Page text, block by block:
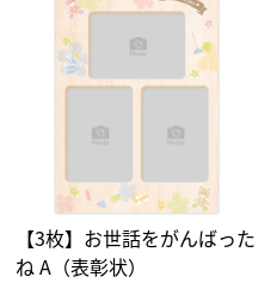
【3枚】お世話をがんばった
ね A（表彰状）